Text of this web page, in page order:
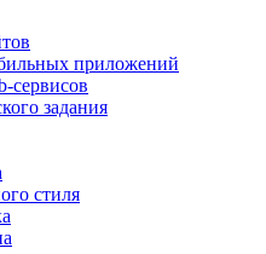
приложений
сервисов
задания
стиля